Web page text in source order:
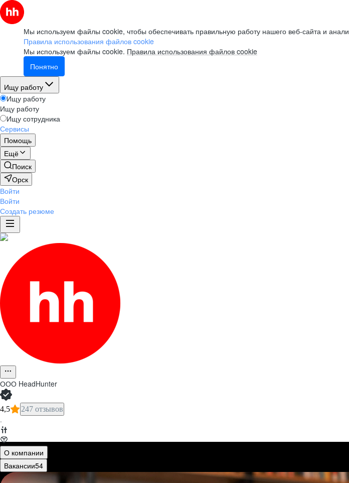
Мы используем файлы cookie, чтобы обеспечивать правильную работу нашего веб-сайта и
Правила использования файлов cookie
Мы используем файлы cookie. Правила использования файлов cookie
Понятно
Ищу работу
Ищу работу
Ищу работу
Ищу сотрудника
Сервисы
Помощь
Ещё
Поиск
Орск
Войти
Войти
Создать резюме
ООО HeadHunter
4,5 247 отзывов
·
О компании
Вакансии54